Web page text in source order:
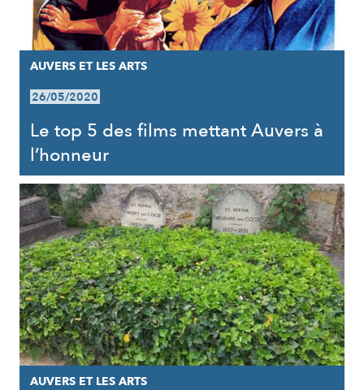
AUVERS ET LES ARTS
26/05/2020
Le top 5 des films mettant Auvers à
l’honneur
AUVERS ET LES ARTS